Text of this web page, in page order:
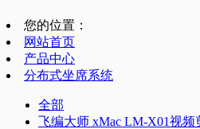
您的位置：
网站首页
产品中心
分布式坐席系统
全部
飞编大师 xMac LM-X01视频